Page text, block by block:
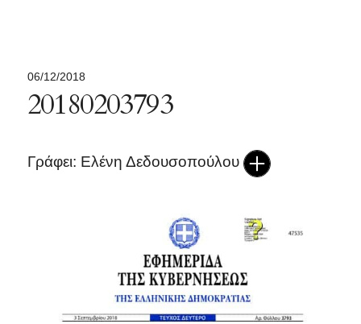
06/12/2018
20180203793
Γράφει: Ελένη Δεδουσοπούλου